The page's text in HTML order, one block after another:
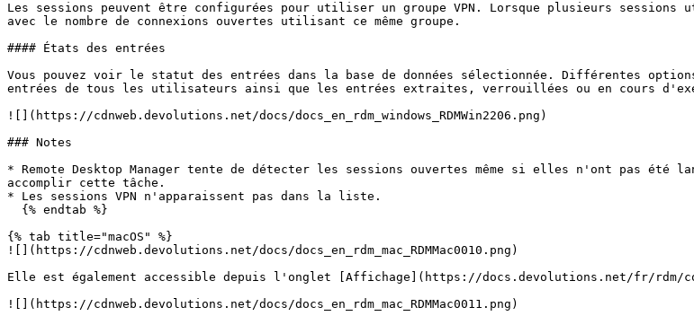
Les sessions peuvent être configurées pour utiliser un groupe VPN. Lorsque plusieurs
avec le nombre de connexions ouvertes utilisant ce même groupe.
#### États des entrées
Vous pouvez voir le statut des entrées dans la base de données sélectionnée. Différentes
entrées de tous les utilisateurs ainsi que les entrées extraites, verrouillées ou en cours
![](https://cdnweb.devolutions.net/docs/docs_en_rdm_windows_RDMWin2206.png)
### Notes
* Remote Desktop Manager tente de détecter les sessions ouvertes même si elles n'ont pas
accomplir cette tâche.
* Les sessions VPN n'apparaissent pas dans la liste.
{% tab title="macOS" %}
![](https://cdnweb.devolutions.net/docs/docs_en_rdm_mac_RDMMac0010.png)
Elle est également accessible depuis l'onglet [Affichage](https://docs.devolutions.net/fr/rdm/
![](https://cdnweb.devolutions.net/docs/docs_en_rdm_mac_RDMMac0011.png)